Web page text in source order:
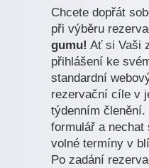
Chcete dopřát
při výběru
gumu! Ať si Vaši
přihlášení ke
standardní
rezervační cíle v
týdenním
formulář a
volné termíny v
Po zadání